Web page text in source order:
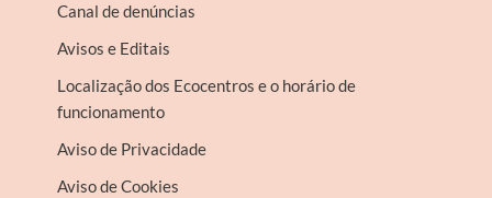
Canal de denúncias
Avisos e Editais
Localização dos Ecocentros e o horário de
funcionamento
Aviso de Privacidade
Aviso de Cookies